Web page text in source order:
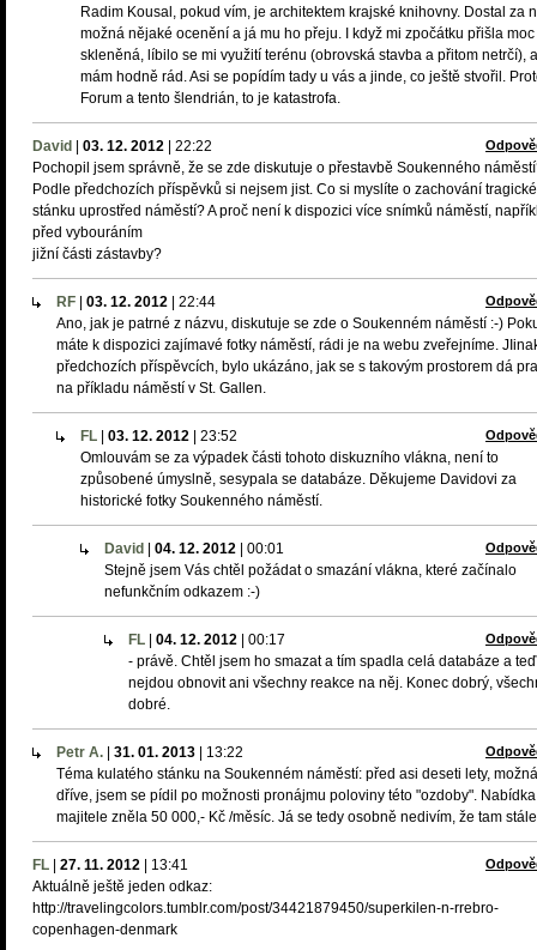
Radim Kousal, pokud vím, je architektem krajské knihovny. Dostal za
možná nějaké ocenění a já mu ho přeju. I když mi zpočátku přišla moc
skleněná, líbilo se mi využití terénu (obrovská stavba a přitom netrčí),
mám hodně rád. Asi se popídím tady u vás a jinde, co ještě stvořil.
Forum a tento šlendrián, to je katastrofa.
David 03. 12. 2012 22:22
Pochopil jsem správně, že se zde diskutuje o přestavbě Soukenného
Podle předchozích příspěvků si nejsem jist. Co si myslíte o zachování
stánku uprostřed náměstí? A proč není k dispozici více snímků náměstí,
před vybouráním
jižní části zástavby?
RF 03. 12. 2012 22:44
Ano, jak je patrné z názvu, diskutuje se zde o Soukenném náměstí :-)
máte k dispozici zajímavé fotky náměstí, rádi je na webu zveřejníme.
předchozích příspěvcích, bylo ukázáno, jak se s takovým prostorem dá
na příkladu náměstí v St. Gallen.
FL 03. 12. 2012 23:52
Omlouvám se za výpadek části tohoto diskuzního vlákna, není to
způsobené úmyslně, sesypala se databáze. Děkujeme Davidovi za
historické fotky Soukenného náměstí.
David 04. 12. 2012 00:01
Stejně jsem Vás chtěl požádat o smazání vlákna, které začínalo
nefunkčním odkazem :-)
FL 04. 12. 2012 00:17
- právě. Chtěl jsem ho smazat a tím spadla celá databáze a teď
nejdou obnovit ani všechny reakce na něj. Konec dobrý,
dobré.
Petr A. 31. 01. 2013 13:22
Téma kulatého stánku na Soukenném náměstí: před asi deseti lety, možná
dříve, jsem se pídil po možnosti pronájmu poloviny této "ozdoby". Nabídka
majitele zněla 50 000,- Kč /měsíc. Já se tedy osobně nedivím, že tam
FL 27. 11. 2012 13:41
Aktuálně ještě jeden odkaz:
http://travelingcolors.tumblr.com/post/34421879450/superkilen-n-rrebro-
copenhagen-denmark